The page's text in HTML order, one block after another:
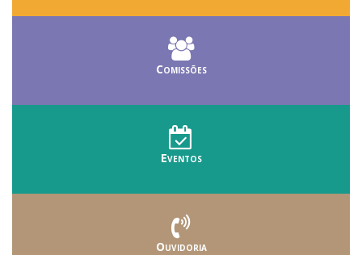
Comissões
Eventos
Ouvidoria